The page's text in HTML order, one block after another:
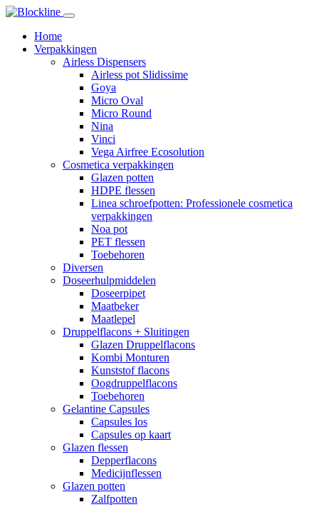
Home
Verpakkingen
Airless Dispensers
Airless pot Slidissime
Goya
Micro Oval
Micro Round
Nina
Vinci
Vega Airfree Ecosolution
Cosmetica verpakkingen
Glazen potten
HDPE flessen
Linea schroefpotten: Professionele cosmetica
verpakkingen
Noa pot
PET flessen
Toebehoren
Diversen
Doseerhulpmiddelen
Doseerpipet
Maatbeker
Maatlepel
Druppelflacons + Sluitingen
Glazen Druppelflacons
Kombi Monturen
Kunststof flacons
Oogdruppelflacons
Toebehoren
Gelantine Capsules
Capsules los
Capsules op kaart
Glazen flessen
Depperflacons
Medicijnflessen
Glazen potten
Zalfpotten